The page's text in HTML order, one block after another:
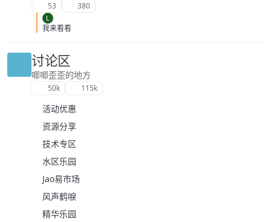
53 380
L
我来看看
讨论区
唧唧歪歪的地方
50k 115k
活动优惠
资源分享
技术专区
水区乐园
Jao易市场
风声鹤唳
精华乐园